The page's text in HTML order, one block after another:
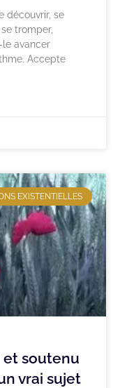
découvrir, se
tromper,
le avancer
Accepte
EXISTENTIELLES
soutenu
vrai sujet